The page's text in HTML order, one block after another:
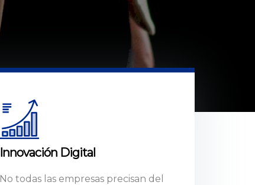
Innovación Digital
No todas las empresas precisan del